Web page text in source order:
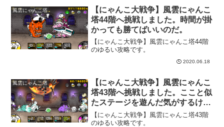
風雲にゃんこ塔
【にゃんこ大戦争】風雲にゃんこ
塔44階へ挑戦しました。時間が掛
かっても勝てばいいのだ。
【にゃんこ大戦争】風雲にゃんこ塔44階
のゆるい攻略です。
2020.06.18
風雲にゃんこ塔
【にゃんこ大戦争】風雲にゃんこ
塔43階へ挑戦しました。ここと似
たステージを遊んだ気がするけど
思い出せない。
【にゃんこ大戦争】風雲にゃんこ塔43階
のゆるい攻略です。